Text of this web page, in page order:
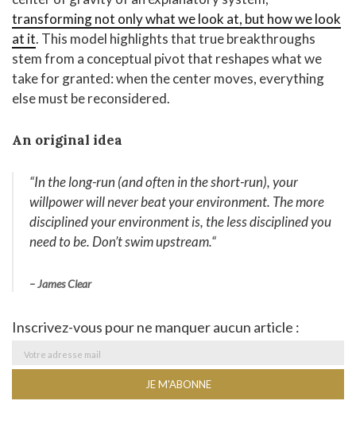
transforming not only what we look at, but how we look
at it. This model highlights that true breakthroughs
stem from a conceptual pivot that reshapes what we
take for granted: when the center moves, everything
else must be reconsidered.
An original idea
“In the long-run (and often in the short-run), your
willpower will never beat your environment. The more
disciplined your environment is, the less disciplined you
need to be. Don’t swim upstream.“
– James Clear
Inscrivez-vous pour ne manquer aucun article :